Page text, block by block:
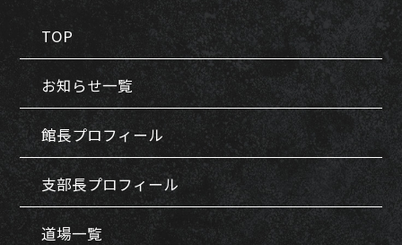
TOP
お知らせ一覧
館長プロフィール
支部長プロフィール
道場一覧